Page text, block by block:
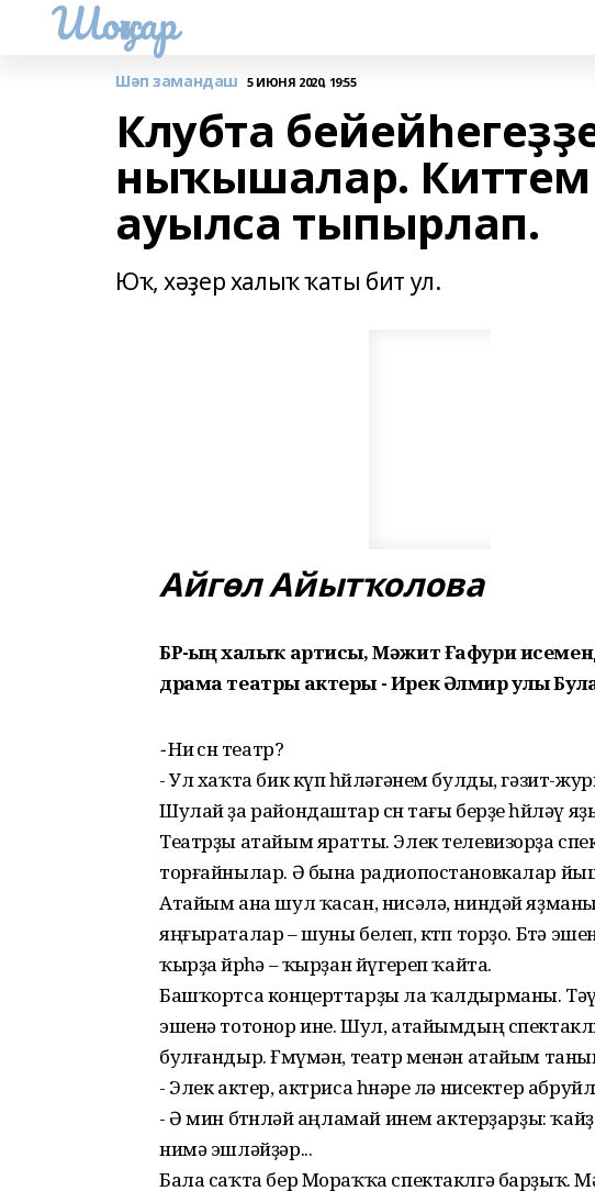
Шоңҡар
Шәп замандаш 5 ИЮНЯ 2020, 19:55
Клубта
ныҡышалар. Киттем
ауылса тыпырлап.
Юҡ, хәҙер халыҡ ҡаты бит ул.
Айгөл Айытҡолова
БР-ҙың халыҡартисы, Мәжит Ғафури
драма театры актеры - Ирек Әлмир улы
-Ни өсөн театр?
- Ул хаҡта бик күп һөйләгәнем булды, гәзит-
Шулай ҙа райондаштар өсөн тағы берҙе һөйләү
Театрҙы атайым яратты. Элек телевизорҙа
торғайнылар. Ә бына радиопостановкалар
Атайым ана шул ҡасан, нисәлә, ниндәй
яңғыраталар – шуны белеп, көтөп торҙо. Бөтә
ҡырҙа йөрөһә – ҡырҙан йүгереп ҡайта.
Башҡортса концерттарҙы ла ҡалдырманы.
эшенә тотонор ине. Шул, атайымдың
булғандыр. Ғөмүмән, театр менән атайым
- Элек актер, актриса һөнәре лә нисектер
- Ә мин бөтөнләй аңламай инем актерҙарҙы:
нимә эшләйҙәр...
Бала саҡта бер Мораҡҡа спектаклгә барҙыҡ.